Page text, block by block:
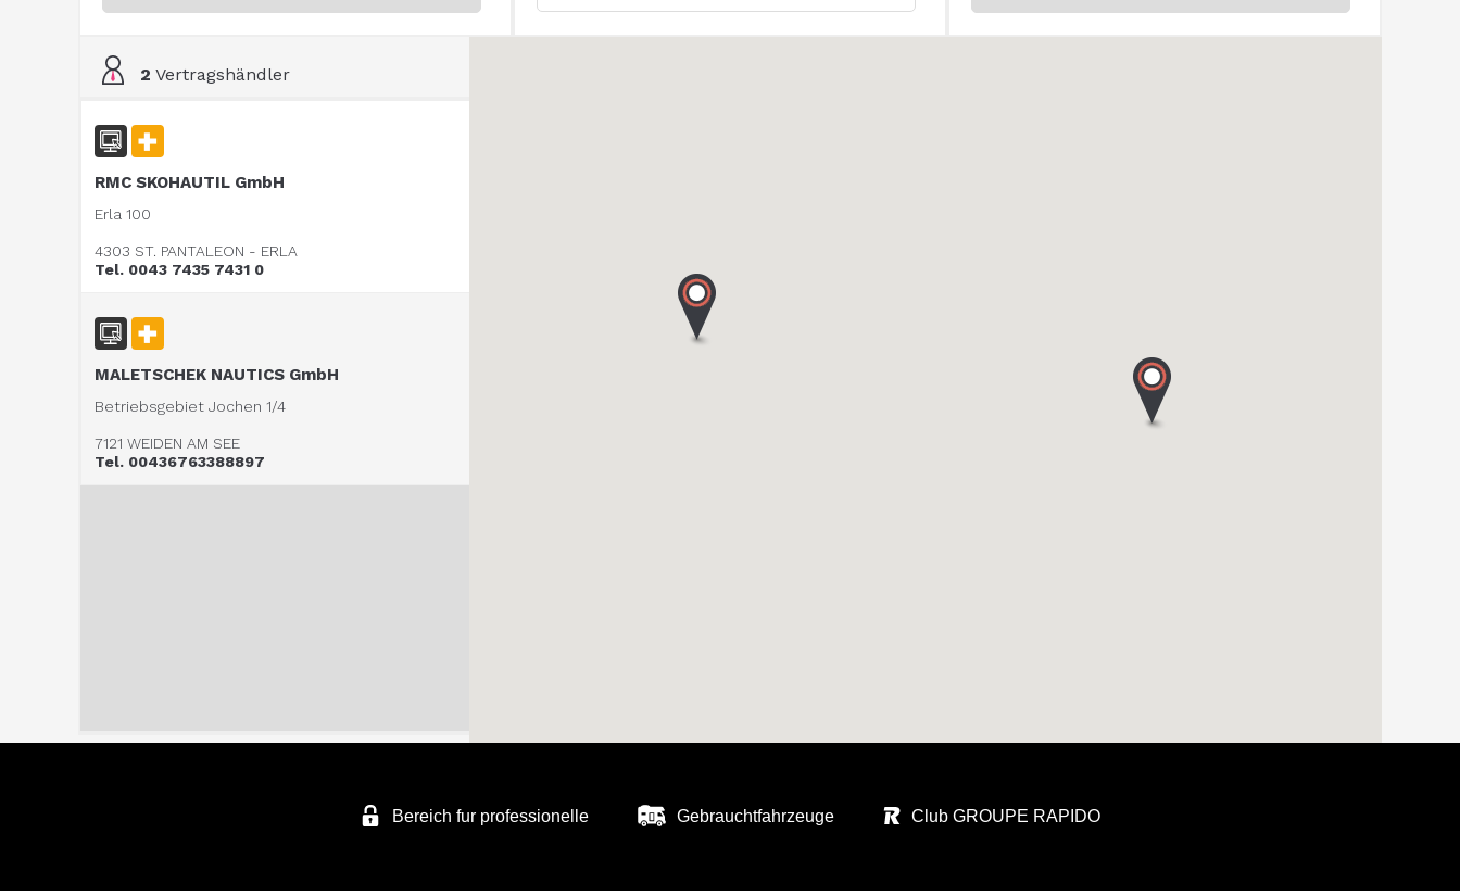
2 Vertragshändler
RMC SKOHAUTIL GmbH
Erla 100
4303 ST. PANTALEON - ERLA
Tel. 0043 7435 7431 0
MALETSCHEK NAUTICS GmbH
Betriebsgebiet Jochen 1/4
7121 WEIDEN AM SEE
Tel. 00436763388897
Bereich fur professionelle Gebrauchtfahrzeuge Club GROUPE RAPIDO